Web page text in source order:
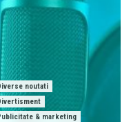
noutati
& marketing